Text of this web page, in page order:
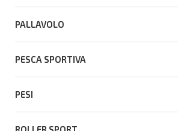
PALLAVOLO
PESCA SPORTIVA
PESI